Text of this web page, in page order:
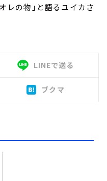
レの物」と語るユイカさ
LINEで送る
ブクマ